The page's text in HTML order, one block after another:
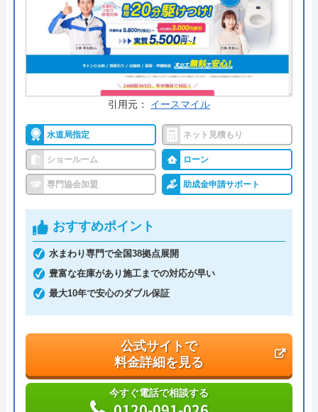
公式サイトで
料金詳細を見る
今すぐ電話で相談する
047-312-8777
受付時間： 9:00～17:00
株式会社大功 の基本情報
運営会社 株式会社大功
代表者 中村寧
創業・設立 ―
本社所在地
〒270-2221
千葉県松戸市紙敷1170番地
引用元： イースマイル
水道局指定 ネット見積もり
ショールーム ローン
専門協会加盟 助成金申請サポート
おすすめポイント
水まわり専門で全国38拠点展開
豊富な在庫があり施工までの対応が早い
最大10年で安心のダブル保証
公式サイトで
料金詳細を見る
今すぐ電話で相談する